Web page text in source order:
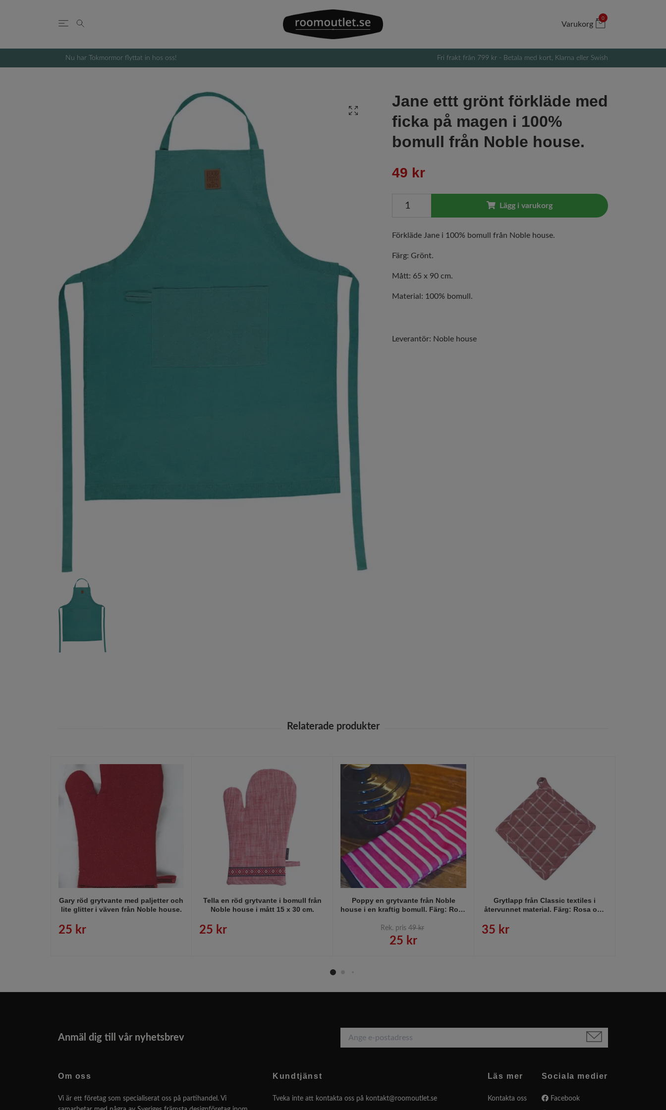
Varukorg
0
Nu har Tokmormor flyttat in hos oss! Fri frakt från 799 kr - Betala med kort, Klarna eller Swish
Jane ettt grönt förkläde med
ficka på magen i 100%
bomull från Noble house.
49 kr
Lägg i varukorg
Förkläde Jane i 100% bomull från Noble house.
Färg: Grönt.
Mått: 65 x 90 cm.
Material: 100% bomull.
Leverantör: Noble house
Gary röd grytvante med paljetter och
lite glitter i väven från Noble house.
25 kr
Tella en röd grytvante i bomull från
Noble house i mått 15 x 30 cm.
25 kr
Poppy en grytvante från Noble
house i en kraftig bomull. Färg: Rosa
Rek. pris 49 kr
25 kr
Grytlapp från Classic textiles i
återvunnet material. Färg: Rosa och
35 kr
Anmäl dig till vår nyhetsbrev
Om oss
Vi är ett företag som specialiserat oss på partihandel. Vi
Kundtjänst
Tveka inte att kontakta oss på kontakt@roomoutlet.se
Läs mer
Kontakta oss
Sociala medier
Facebook